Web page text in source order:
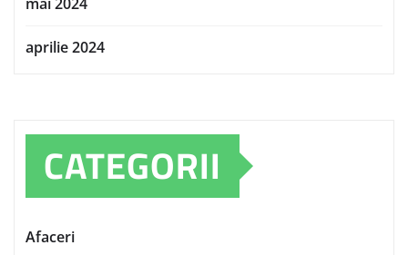
aprilie 2024
CATEGORII
Afaceri